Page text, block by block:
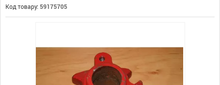
Код товару: 59175705